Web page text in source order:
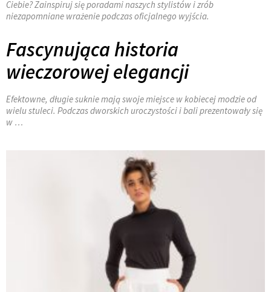
Ciebie? Zainspiruj się poradami naszych stylistów i zrób
niezapomniane wrażenie podczas oficjalnego wyjścia.
Fascynująca historia
wieczorowej elegancji
Efektowne, długie suknie mają swoje miejsce w kobiecej modzie od
wielu stuleci. Podczas dworskich uroczystości i bali prezentowały się
w …